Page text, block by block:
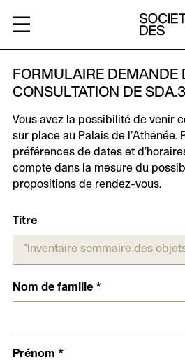
ARCHIVES
PROPOS
CONTACT
FORMULAIRE DEMANDE
CONSULTATION DE
Vous avez la possibilité de venir
sur place au Palais de l’Athénée.
préférences de dates et
compte dans la mesure du
propositions de rendez-vous.
Titre
Nom de famille *
Prénom *